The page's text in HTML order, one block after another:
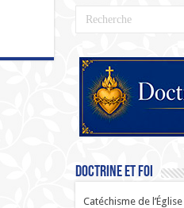
Doctrine et Foi
Catéchisme de